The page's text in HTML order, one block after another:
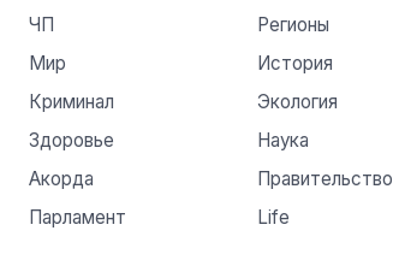
ЧП
Регионы
Мир
История
Криминал
Экология
Здоровье
Наука
Акорда
Правительство
Парламент
Life